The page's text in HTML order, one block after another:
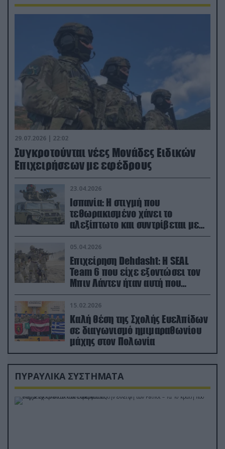
29.07.2026 | 22:02
Συγκροτούνται νέες Μονάδες Ειδικών
Επιχειρήσεων με εφέδρους
23.04.2026
Ισπανία: Η στιγμή που
τεθωρακισμένο χάνει το
αλεξίπτωτο και συντρίβεται με
ορμή στο έδαφος (βίντεο)
05.04.2026
Επιχείρηση Dehdasht: Η SEAL
Team 6 που είχε εξοντώσει τον
Μπιν Λάντεν ήταν αυτή που
διέσωσε τον πιλότο του F-15
15.02.2026
Καλή θέση της Σχολής Ευελπίδων
σε διαγωνισμό ημιμαραθωνίου
μάχης στον Πολωνία
ΠΥΡΑΥΛΙΚΑ ΣΥΣΤΗΜΑΤΑ